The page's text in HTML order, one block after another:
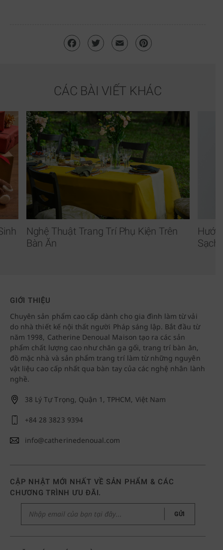
CÁC BÀI VIẾT KHÁC
Nghệ Thuật Trang Trí Phụ Kiện Trên
Bàn Ăn
Sạch
GIỚI THIỆU
Chuyên sản phẩm cao cấp dành cho gia đình làm từ vải
do nhà thiết kế nội thất người Pháp sáng lập. Bắt đầu từ
năm 1998, Catherine Denoual Maison tạo ra các sản
phẩm chất lượng cao như chăn ga gối, trang trí bàn ăn,
đồ mặc nhà và sản phẩm trang trí làm từ những nguyên
vật liệu cao cấp nhất qua bàn tay của các nghệ nhân lành
nghề.
38 Lý Tự Trọng, Quận 1, TPHCM, Việt Nam
+84 28 3823 9394
info@catherinedenoual.com
CẬP NHẬT MỚI NHẤT VỀ SẢN PHẨM & CÁC
CHƯƠNG TRÌNH ƯU ĐÃI.
GỬI